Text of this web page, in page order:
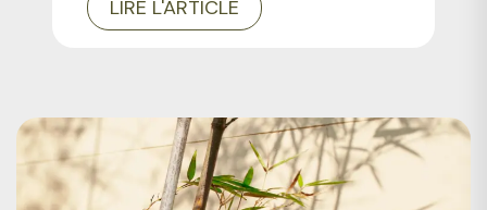
LIRE L'ARTICLE